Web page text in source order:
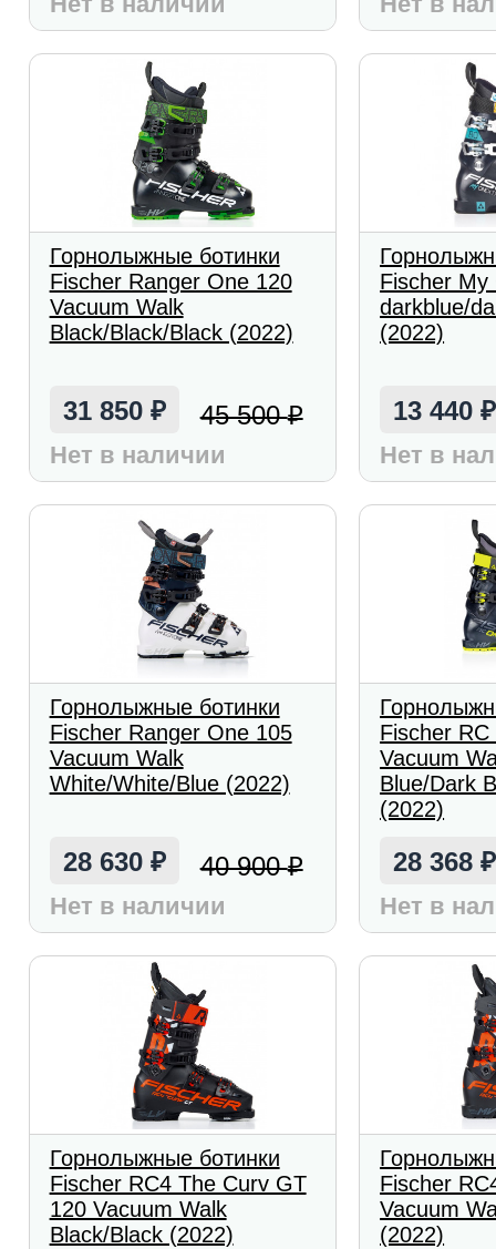
Горнолыжные ботинки
Fischer Ranger One 120
Vacuum Walk
Black/Black/Black (2022)
31 850 ₽ 45 500₽
Нет в наличии
Fischer My
darkblue/
(2022)
13 440₽
Нет в
Горнолыжные ботинки
Fischer Ranger One 105
Vacuum Walk
White/White/Blue (2022)
28 630 ₽ 40 900₽
Нет в наличии
Fischer
Vacuum
Blue/Dark
(2022)
28 368₽
Нет в
Горнолыжные ботинки
Fischer RC4 The Curv GT
120 Vacuum Walk
Black/Black (2022)
Fischer
Vacuum
(2022)